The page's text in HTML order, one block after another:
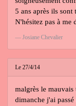
5 ans après ils
N'hésitez pas à me
Josiane Chevalier
Le 27/4/14
malgrès le
dimanche j'ai